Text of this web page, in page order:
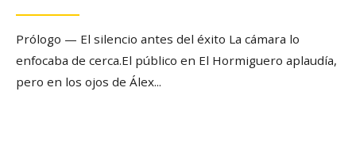
Prólogo — El silencio antes del éxito La cámara lo
enfocaba de cerca.El público en El Hormiguero aplaudía,
pero en los ojos de Álex...